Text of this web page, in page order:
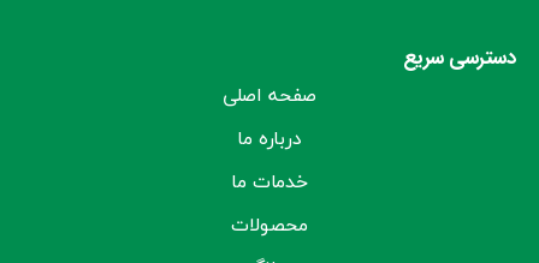
دسترسی سریع
صفحه اصلی
درباره ما
خدمات ما
محصولات